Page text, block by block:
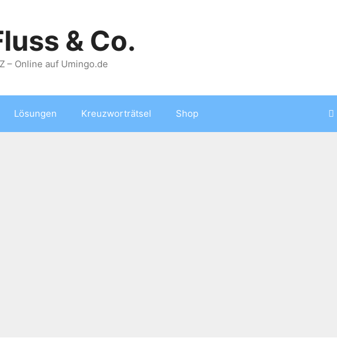
& Co.
– Online auf Umingo.de
Lösungen Kreuzworträtsel Shop